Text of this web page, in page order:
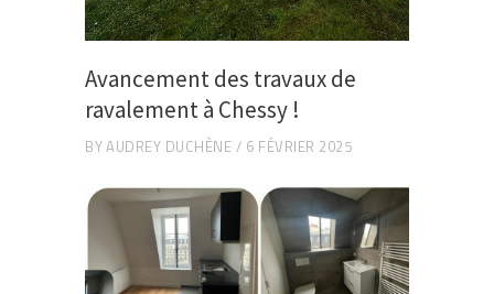
Avancement des travaux de
ravalement à Chessy !
BYAUDREY DUCHÈNE 6 FÉVRIER 2025